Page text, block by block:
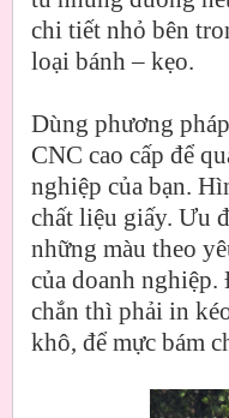
chi tiết nhỏ bên
loại bánh – kẹo.
Dùng phương
CNC cao cấp để
nghiệp của bạn.
chất liệu giấy. Ưu
những màu theo
của doanh
chắn thì phải in
khô, để mực bám